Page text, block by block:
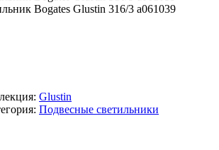
Glustin
Подвесные светильники